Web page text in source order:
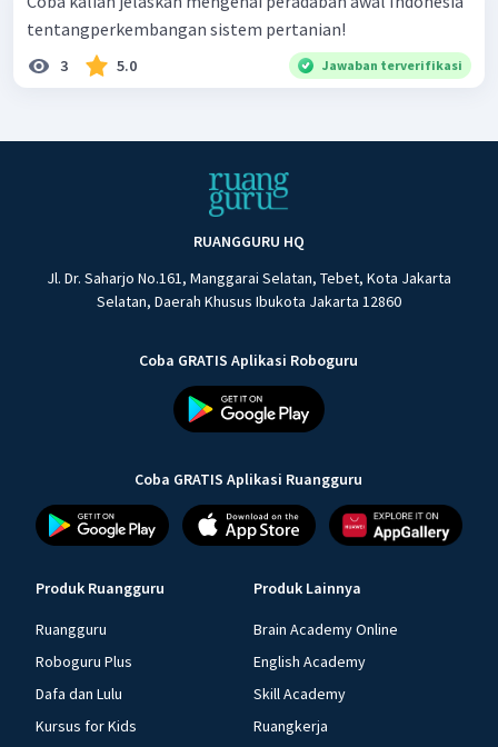
tentangperkembangan sistem pertanian!
3 5.0 Jawaban terverifikasi
RUANGGURU HQ
Jl. Dr. Saharjo No.161, Manggarai Selatan, Tebet, Kota Jakarta
Selatan, Daerah Khusus Ibukota Jakarta 12860
Coba GRATIS Aplikasi Roboguru
Coba GRATIS Aplikasi Ruangguru
Produk Ruangguru
Ruangguru
Roboguru Plus
Dafa dan Lulu
Kursus for Kids
Produk Lainnya
Brain Academy Online
English Academy
Skill Academy
Ruangkerja